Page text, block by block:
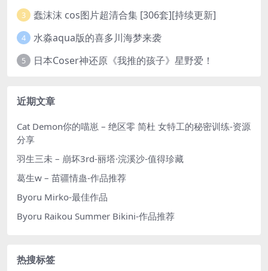
3 蠢沫沫 cos图片超清合集 [306套][持续更新]
4 水淼aqua版的喜多川海梦来袭
5 日本Coser神还原《我推的孩子》星野爱！
近期文章
Cat Demon你的喵崽 – 绝区零 简杜 女特工的秘密训练-资源
分享
羽生三未 – 崩坏3rd-丽塔·浣溪沙-值得珍藏
葛生w – 苗疆情蛊-作品推荐
Byoru Mirko-最佳作品
Byoru Raikou Summer Bikini-作品推荐
热搜标签